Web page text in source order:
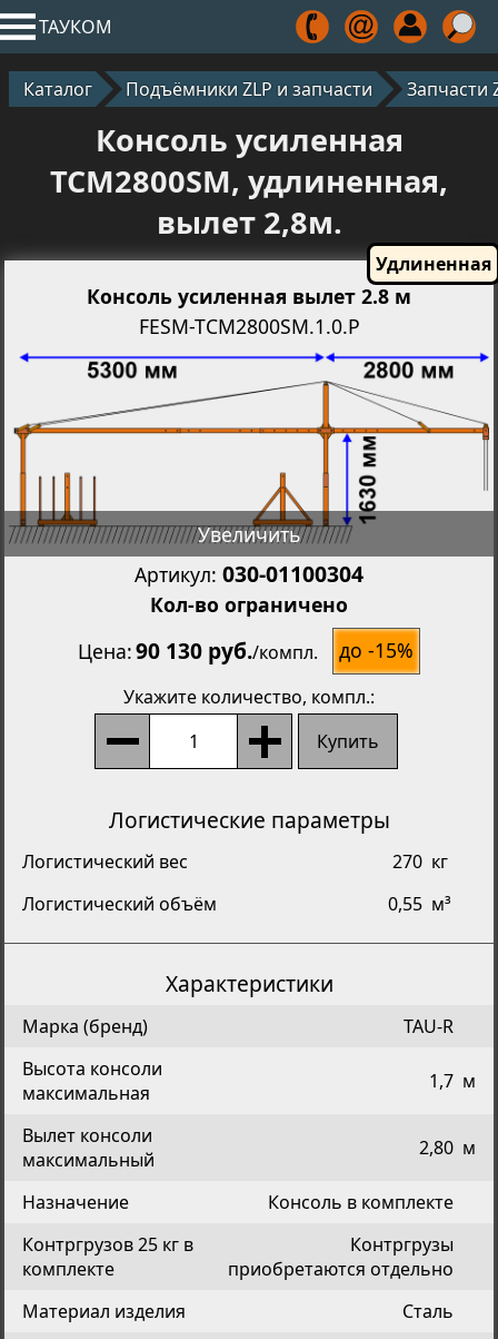
ТАУКОМ
Каталог Подъёмники ZLP и запчасти Запчасти
Консоль усиленная
TCM2800SM, удлиненная,
вылет 2,8м.
Консоль усиленная вылет 2.8 м
FESM-TCM2800SM.1.0.P
Увеличить
Артикул: 030-01100304
Кол-во ограничено
Цена 90 130 руб./компл. до -15%
Укажите количество, компл.:
Купить
Логистические параметры
Логистический вес 270 кг
Логистический объём
0,55 м³
Характеристики
Марка (бренд)
TAU-R
Высота консоли
максимальная
1,7 м
Вылет консоли
максимальный
2,80 м
Назначение
Консоль в комплекте
Контргрузов 25 кг в
комплекте
Контргрузы
приобретаются отдельно
Материал изделия
Сталь